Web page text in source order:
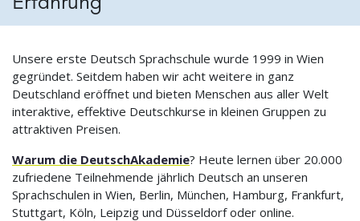
Unsere erste Deutsch Sprachschule wurde 1999 in Wien
gegründet. Seitdem haben wir acht weitere in ganz
Deutschland eröffnet und bieten Menschen aus aller Welt
interaktive, effektive Deutschkurse in kleinen Gruppen zu
attraktiven Preisen.
Warum die DeutschAkademie? Heute lernen über 20.000
zufriedene Teilnehmende jährlich Deutsch an unseren
Sprachschulen in Wien, Berlin, München, Hamburg, Frankfurt,
Stuttgart, Köln, Leipzig und Düsseldorf oder online.